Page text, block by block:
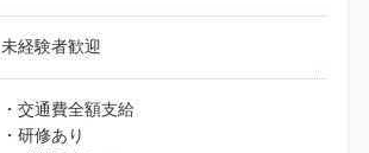
未経験者歓迎
・交通費全額支給
・研修あり